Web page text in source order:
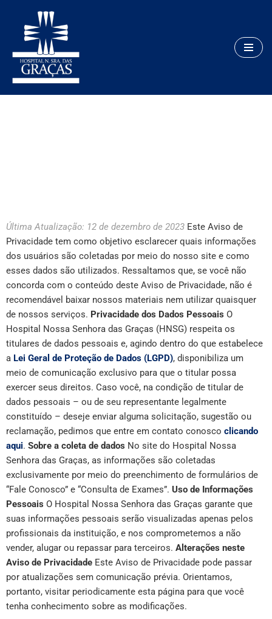
Pular
conteúdo
Última Atualização: 12 de dezembro de 2023 Este Aviso de
Privacidade tem como objetivo esclarecer quais informações
dos usuários são coletadas por meio do nosso site e como
esses dados são utilizados. Ressaltamos que, se você não
concorda com o conteúdo deste Aviso de Privacidade, não é
recomendável baixar nossos materiais nem utilizar quaisquer
de nossos serviços. Privacidade dos Dados Pessoais O
Hospital Nossa Senhora das Graças (HNSG) respeita os
titulares de dados pessoais e, agindo dentro do que estabelece
a Lei Geral de Proteção de Dados (LGPD), disponibiliza um
meio de comunicação exclusivo para que o titular possa
exercer seus direitos. Caso você, na condição de titular de
dados pessoais – ou de seu representante legalmente
constituído – deseje enviar alguma solicitação, sugestão ou
reclamação, pedimos que entre em contato conosco clicando
aqui. Sobre a coleta de dados No site do Hospital Nossa
Senhora das Graças, as informações são coletadas
exclusivamente por meio do preenchimento de formulários de
“Fale Conosco” e “Consulta de Exames”. Uso de Informações
Pessoais O Hospital Nossa Senhora das Graças garante que
suas informações pessoais serão visualizadas apenas pelos
profissionais da instituição, e nos comprometemos a não
vender, alugar ou repassar para terceiros. Alterações neste
Aviso de Privacidade Este Aviso de Privacidade pode passar
por atualizações sem comunicação prévia. Orientamos,
portanto, visitar periodicamente esta página para que você
tenha conhecimento sobre as modificações.